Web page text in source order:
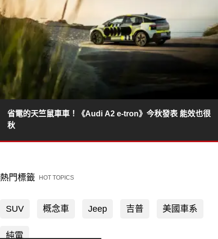
省電的天竺鼠車車！《Audi A2 e-tron》今秋發表 能效也很
秋
熱門標籤 HOT TOPICS
SUV 概念車 Jeep 吉普 美國車系
純電